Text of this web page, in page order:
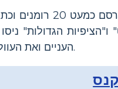
צ'רלס דיקנס היה סופר אנגלי
ו"הציפיות הגדולות"
העניים ואת העוול שחוו בידם של העשירים.